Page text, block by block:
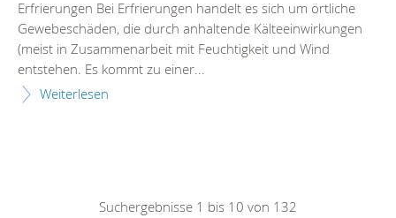
Erfrierungen Bei Erfrierungen handelt es sich um örtliche
Gewebeschäden, die durch anhaltende Kälteeinwirkungen
(meist in Zusammenarbeit mit Feuchtigkeit und Wind
entstehen. Es kommt zu einer...
Weiterlesen
Suchergebnisse 1 bis 10 von 132